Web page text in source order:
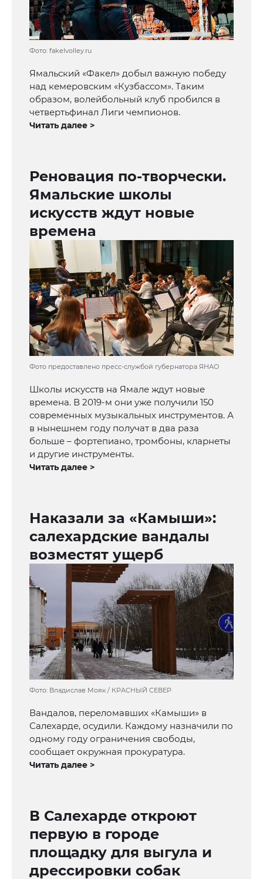
Фото: fakelvolley.ru
Ямальский «Факел» добыл важную победу
над кемеровским «Кузбассом». Таким
образом, волейбольный клуб пробился в
четвертьфинал Лиги чемпионов.
Читать далее >
Реновация по-творчески.
Ямальские школы
искусств ждут новые
времена
Фото предоставлено пресс-службой губернатора ЯНАО
Школы искусств на Ямале ждут новые
времена. В 2019-м они уже получили 150
современных музыкальных инструментов. А
в нынешнем году получат в два раза
больше – фортепиано, тромбоны, кларнеты
и другие инструменты.
Читать далее >
Наказали за «Камыши»:
салехардские вандалы
возместят ущерб
Фото: Владислав Мояк / КРАСНЫЙ СЕВЕР
Вандалов, переломавших «Камыши» в
Салехарде, осудили. Каждому назначили по
одному году ограничения свободы,
сообщает окружная прокуратура.
Читать далее >
В Салехарде откроют
первую в городе
площадку для выгула и
дрессировки собак